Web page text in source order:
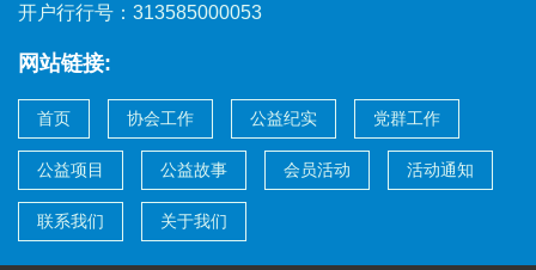
开户行行号：313585000053
网站链接:
首页 协会工作 公益纪实 党群工作
公益项目 公益故事 会员活动 活动通知
联系我们 关于我们